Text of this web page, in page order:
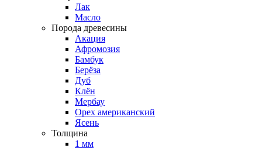
Лак
Масло
Порода древесины
Акация
Афромозия
Бамбук
Берёза
Дуб
Клён
Мербау
Орех американский
Ясень
Толщина
1 мм